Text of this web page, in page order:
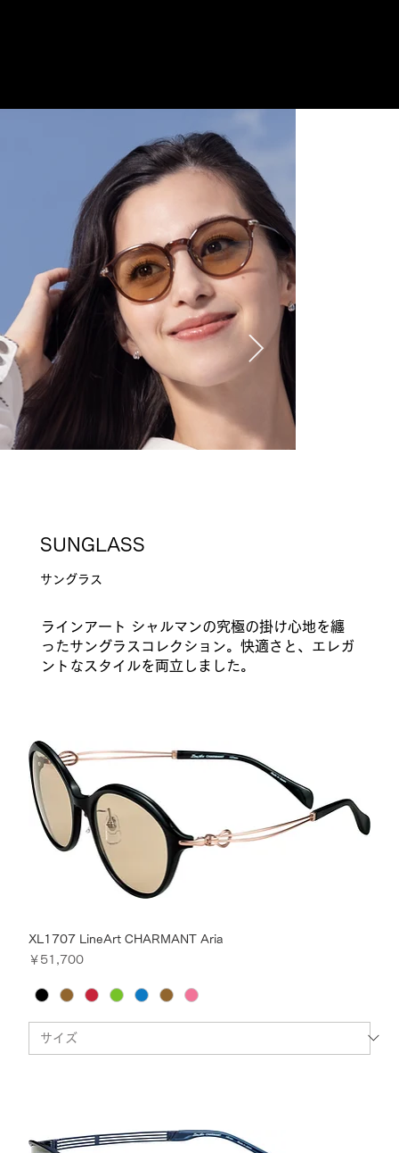
SUNGLASS
​サングラス
ラインアート シャルマンの​究極の掛け心地を纏
ったサングラスコレクション。快適さと、エレガ
ントなスタイルを両立しました。
XL1707 LineArt CHARMANT Aria
価格
￥51,700